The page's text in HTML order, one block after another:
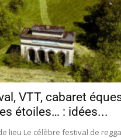
VTT, cabaret
étoiles… : idées...
lieu Le célèbre festival de